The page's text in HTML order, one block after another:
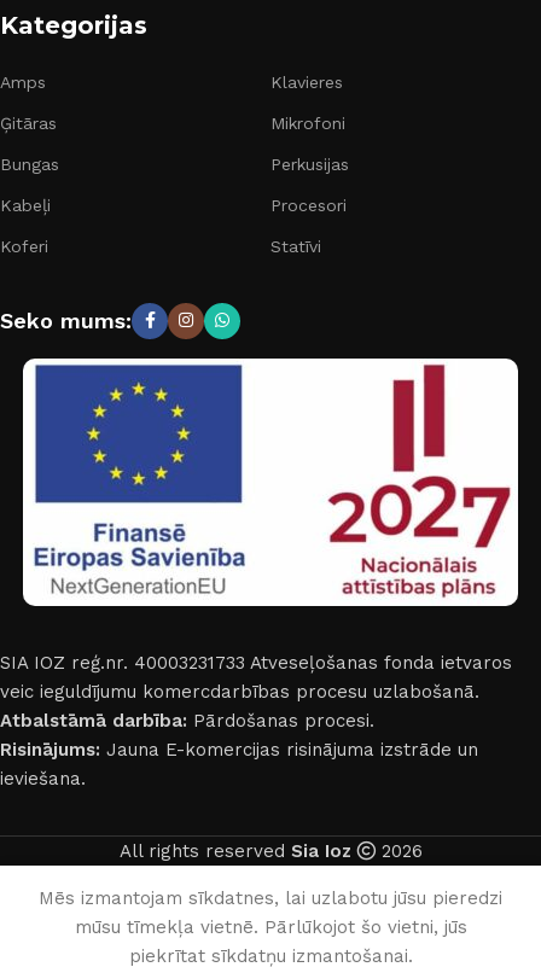
Kategorijas
Amps
Ģitāras
Bungas
Kabeļi
Koferi
Klavieres
Mikrofoni
Perkusijas
Procesori
Statīvi
Seko mums:
SIA IOZ reģ.nr. 40003231733 Atveseļošanas fonda ietvaros
veic ieguldījumu komercdarbības procesu uzlabošanā.
Atbalstāmā darbība: Pārdošanas procesi.
Risinājums: Jauna E-komercijas risinājuma izstrāde un
ieviešana.
All rights reserved Sia Ioz 2026
Mēs izmantojam sīkdatnes, lai uzlabotu jūsu pieredzi
mūsu tīmekļa vietnē. Pārlūkojot šo vietni, jūs
piekrītat sīkdatņu izmantošanai.
Latviešu